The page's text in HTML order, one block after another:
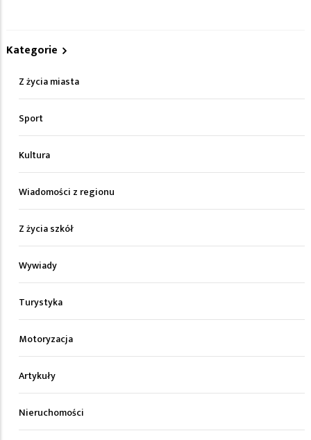
Kategorie
Z życia miasta
Sport
Kultura
Wiadomości z regionu
Z życia szkół
Wywiady
Turystyka
Motoryzacja
Artykuły
Nieruchomości